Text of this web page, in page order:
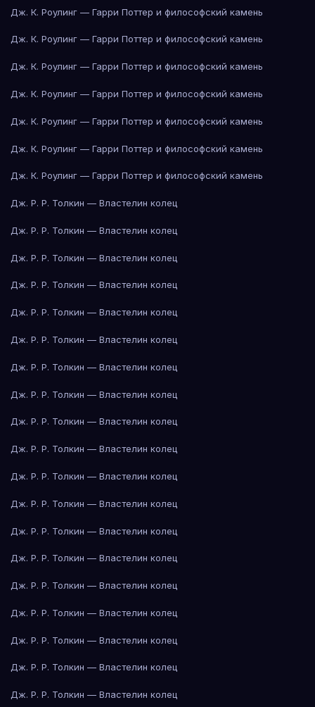
Дж. К. Роулинг — Гарри Поттер и философский камень
Дж. К. Роулинг — Гарри Поттер и философский камень
Дж. К. Роулинг — Гарри Поттер и философский камень
Дж. К. Роулинг — Гарри Поттер и философский камень
Дж. К. Роулинг — Гарри Поттер и философский камень
Дж. К. Роулинг — Гарри Поттер и философский камень
Дж. К. Роулинг — Гарри Поттер и философский камень
Дж. Р. Р. Толкин — Властелин колец
Дж. Р. Р. Толкин — Властелин колец
Дж. Р. Р. Толкин — Властелин колец
Дж. Р. Р. Толкин — Властелин колец
Дж. Р. Р. Толкин — Властелин колец
Дж. Р. Р. Толкин — Властелин колец
Дж. Р. Р. Толкин — Властелин колец
Дж. Р. Р. Толкин — Властелин колец
Дж. Р. Р. Толкин — Властелин колец
Дж. Р. Р. Толкин — Властелин колец
Дж. Р. Р. Толкин — Властелин колец
Дж. Р. Р. Толкин — Властелин колец
Дж. Р. Р. Толкин — Властелин колец
Дж. Р. Р. Толкин — Властелин колец
Дж. Р. Р. Толкин — Властелин колец
Дж. Р. Р. Толкин — Властелин колец
Дж. Р. Р. Толкин — Властелин колец
Дж. Р. Р. Толкин — Властелин колец
Дж. Р. Р. Толкин — Властелин колец